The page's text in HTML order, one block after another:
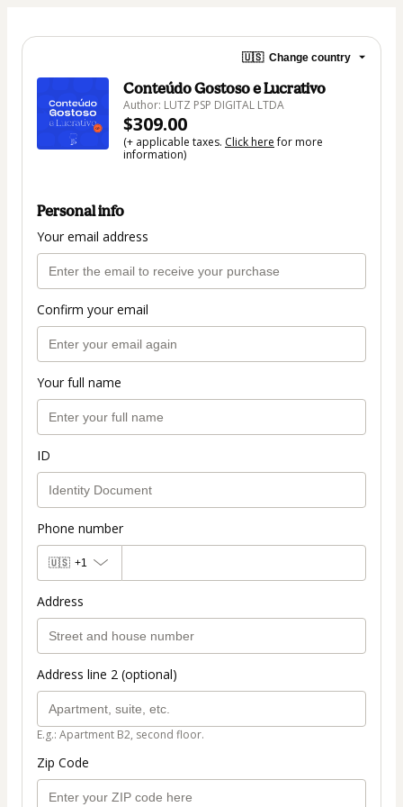
🇺🇸 Change country
Conteúdo Gostoso e Lucrativo
Author: LUTZ PSP DIGITAL LTDA
$309.00
(+ applicable taxes. Click herefor more
information)
Personal info
Your email address
Confirm your email
Your full name
ID
Phone number
🇺🇸 +1
Address
Address line 2 (optional)
E.g.: Apartment B2, second floor.
Zip Code